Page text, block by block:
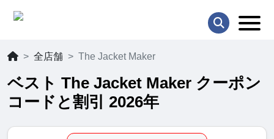
全店舗 The Jacket Maker
ベスト The Jacket Maker クーポン
コードと割引 2026年